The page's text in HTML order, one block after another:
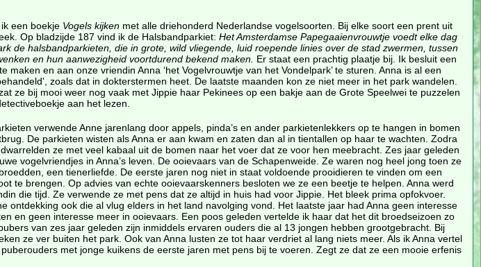
een boekje Vogels kijkenmet alle driehonderd Nederlandse vogelsoorten. Bij elke soort een prent uit
Op bladzijde 187 vind ik de Halsbandparkiet: Het Amsterdamse Papegaaienvrouwtje voedt elke dag
de halsbandparkieten, die in grote, wild vliegende, luid roepende linies over de stad zwermen, tussen
en hun aanwezigheid voortdurend bekend maken. Er staat een prachtig plaatje bij. Ik besluit een
maken en aan onze vriendin Anna ‘het Vogelvrouwtje van het Vondelpark’ te sturen. Anna is al een
zoals dat in dokterstermen heet. De laatste maanden kon ze niet meer in het park wandelen.
ze bij mooi weer nog vaak met Jippie haar Pekinees op een bakje aan de Grote Speelwei te puzzelen
aan het lezen.
verwende Anne jarenlang door appels, pinda’s en ander parkietenlekkers op te hangen in bomen
De parkieten wisten als Anna er aan kwam en zaten dan al in tientallen op haar te wachten. Zodra
ze met veel kabaal uit de bomen naar het voer dat ze voor hen meebracht. Zes jaar geleden
vogelvriendjes in Anna’s leven. De ooievaars van de Schapenweide. Ze waren nog heel jong toen ze
een tienerliefde. De eerste jaren nog niet in staat voldoende prooidieren te vinden om een
te brengen. Op advies van echte ooievaarskenners besloten we ze een beetje te helpen. Anna werd
die tijd. Ze verwende ze met pens dat ze altijd in huis had voor Jippie. Het bleek prima opfokvoer.
ontdekking ook die al vlug elders in het land navolging vond. Het laatste jaar had Anna geen interesse
en geen interesse meer in ooievaars. Een poos geleden vertelde ik haar dat het dit broedseizoen zo
van zes jaar geleden zijn inmiddels ervaren ouders die al 13 jongen hebben grootgebracht. Bij
ze ver buiten het park. Ook van Anna lusten ze tot haar verdriet al lang niets meer. Als ik Anna vertel
met jonge kuikens de eerste jaren met pens bij te voeren. Zegt ze dat ze een mooie erfenis